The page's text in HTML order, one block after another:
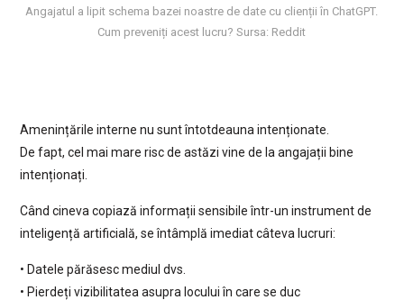
Angajatul a lipit schema bazei noastre de date cu clienții în ChatGPT.
Cum preveniți acest lucru? Sursa: Reddit
Amenințările interne nu sunt întotdeauna intenționate.
De fapt, cel mai mare risc de astăzi vine de la angajații bine
intenționați.
Când cineva copiază informații sensibile într-un instrument de
inteligență artificială, se întâmplă imediat câteva lucruri:
• Datele părăsesc mediul dvs.
• Pierdeți vizibilitatea asupra locului în care se duc